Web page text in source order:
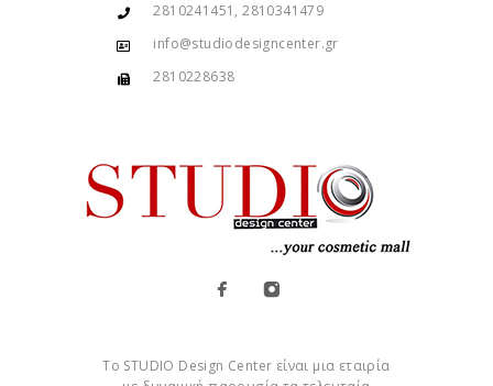
2810241451, 2810341479
info@studiodesigncenter.gr
2810228638
Το STUDIO Design Center είναι μια εταιρία